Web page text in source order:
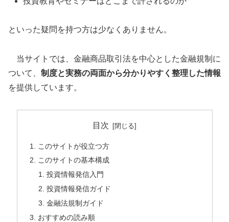
といった疑問を持つ方は少なくありません。
当サイトでは、金融商品取引法を中心とした金融規制に
ついて、 制度と実務の両面から分かりやすく整理した情報
を提供しています。
目次
このサイトが役立つ方
このサイトの基本構成
投資情報発信入門
投資情報発信ガイド
金融法規制ガイド
おすすめの読み順